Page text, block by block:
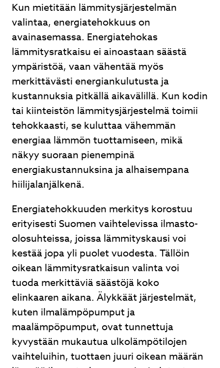
Kun mietitään lämmitysjärjestelmän
valintaa, energiatehokkuus on
avainasemassa. Energiatehokas
lämmitysratkaisu ei ainoastaan säästä
ympäristöä, vaan vähentää myös
merkittävästi energiankulutusta ja
kustannuksia pitkällä aikavälillä. Kun kodin
tai kiinteistön lämmitysjärjestelmä toimii
tehokkaasti, se kuluttaa vähemmän
energiaa lämmön tuottamiseen, mikä
näkyy suoraan pienempinä
energiakustannuksina ja alhaisempana
hiilijalanjälkenä.
Energiatehokkuuden merkitys korostuu
erityisesti Suomen vaihtelevissa ilmasto-
olosuhteissa, joissa lämmityskausi voi
kestää jopa yli puolet vuodesta. Tällöin
oikean lämmitysratkaisun valinta voi
tuoda merkittäviä säästöjä koko
elinkaaren aikana. Älykkäät järjestelmät,
kuten ilmalämpöpumput ja
maalämpöpumput, ovat tunnettuja
kyvystään mukautua ulkolämpötilojen
vaihteluihin, tuottaen juuri oikean määrän
Ilmalämpöpumpusta nopea tarjous, nopea
toimitus ja ammattitaitoinen asennus. Hyvät
neuvot kaupan päälle.
Juhani Kuntsi
Page
of